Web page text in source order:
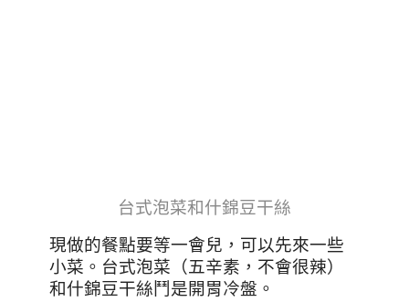
台式泡菜和什錦豆干絲
現做的餐點要等一會兒，可以先來一些
小菜。台式泡菜（五辛素，不會很辣）
和什錦豆干絲鬥是開胃冷盤。